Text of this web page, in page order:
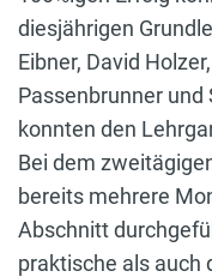
diesjährigen
Eibner, David
Passenbrunner
konnten den
Bei dem
bereits mehrere
Abschnitt
praktische als auch